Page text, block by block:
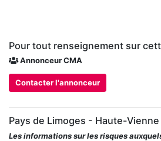
Pour tout renseignement sur
Annonceur CMA
Contacter l'annonceur
Pays de Limoges - Haute-Vienne
Les informations sur les risques